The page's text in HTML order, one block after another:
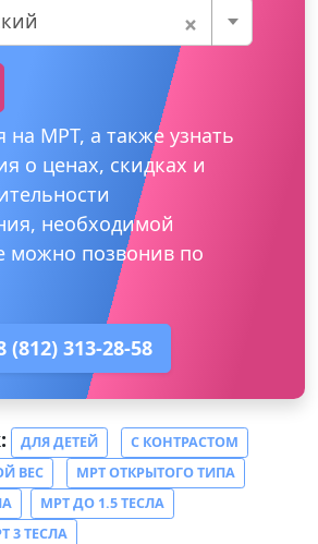
×
на МРТ, а также узнать
о ценах, скидках и
необходимой
можно позвонив по
(812) 313-28-58
ДЛЯ ДЕТЕЙ
С КОНТРАСТОМ
ВЕС
МРТ ОТКРЫТОГО ТИПА
МРТ ДО 1.5 ТЕСЛА
3 ТЕСЛА